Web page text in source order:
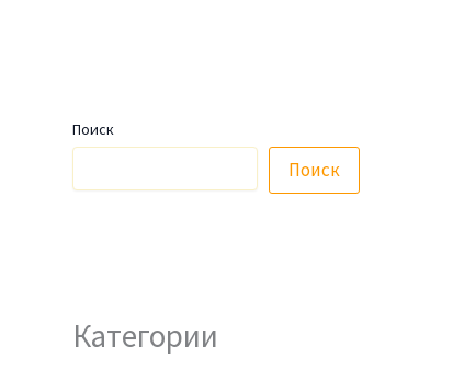
Поиск
Поиск
Категории